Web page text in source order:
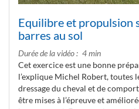
Equilibre et propulsion
barres au sol
Durée de la vidéo
4 min
Cet exercice est une bonne
l’explique Michel Robert, toutes
dressage du cheval et de
être mises à l’épreuve et